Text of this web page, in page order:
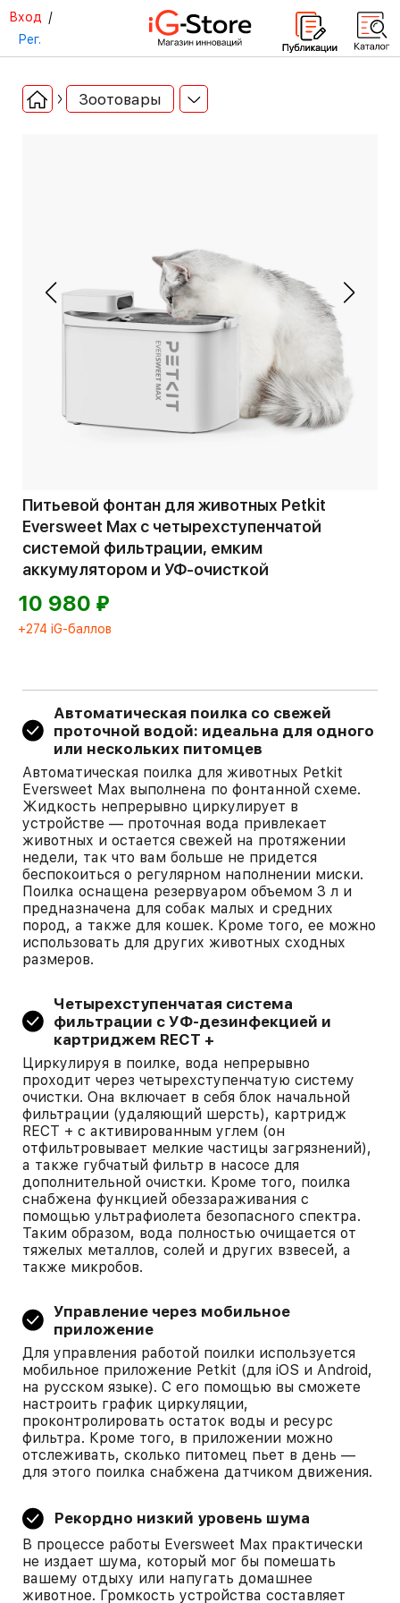
Вход /
Рег.
Зоотовары
Питьевой фонтан для животных Petkit
Eversweet Max с четырехступенчатой
системой фильтрации, емким
аккумулятором и УФ-очисткой
10 980 ⃏
+274 iG-баллов
Автоматическая поилка со свежей
проточной водой: идеальна для одного
или нескольких питомцев
Автоматическая поилка для животных Petkit
Eversweet Max выполнена по фонтанной схеме.
Жидкость непрерывно циркулирует в
устройстве — проточная вода привлекает
животных и остается свежей на протяжении
недели, так что вам больше не придется
беспокоиться о регулярном наполнении миски.
Поилка оснащена резервуаром объемом 3 л и
предназначена для собак малых и средних
пород, а также для кошек. Кроме того, ее можно
использовать для других животных сходных
размеров.
Четырехступенчатая система
фильтрации с УФ-дезинфекцией и
картриджем RECT +
Циркулируя в поилке, вода непрерывно
проходит через четырехступенчатую систему
очистки. Она включает в себя блок начальной
фильтрации (удаляющий шерсть), картридж
RECT + с активированным углем (он
отфильтровывает мелкие частицы загрязнений),
а также губчатый фильтр в насосе для
дополнительной очистки. Кроме того, поилка
снабжена функцией обеззараживания с
помощью ультрафиолета безопасного спектра.
Таким образом, вода полностью очищается от
тяжелых металлов, солей и других взвесей, а
также микробов.
Управление через мобильное
приложение
Для управления работой поилки используется
мобильное приложение Petkit (для iOS и Android,
на русском языке). С его помощью вы сможете
настроить график циркуляции,
проконтролировать остаток воды и ресурс
фильтра. Кроме того, в приложении можно
отслеживать, сколько питомец пьет в день —
для этого поилка снабжена датчиком движения.
Рекордно низкий уровень шума
В процессе работы Eversweet Max практически
не издает шума, который мог бы помешать
вашему отдыху или напугать домашнее
животное. Громкость устройства составляет